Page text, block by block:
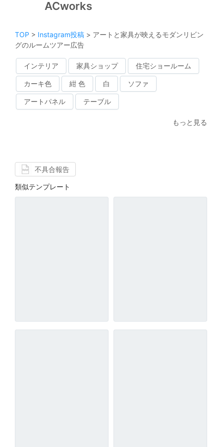
ACworks
TOP > Instagram投稿 > アートと家具が映えるモダンリビン
グのルームツアー広告
インテリア 家具ショップ 住宅ショールーム
カーキ色 紺 色 白 ソファ
アートパネル テーブル
もっと見る
不具合報告
類似テンプレート